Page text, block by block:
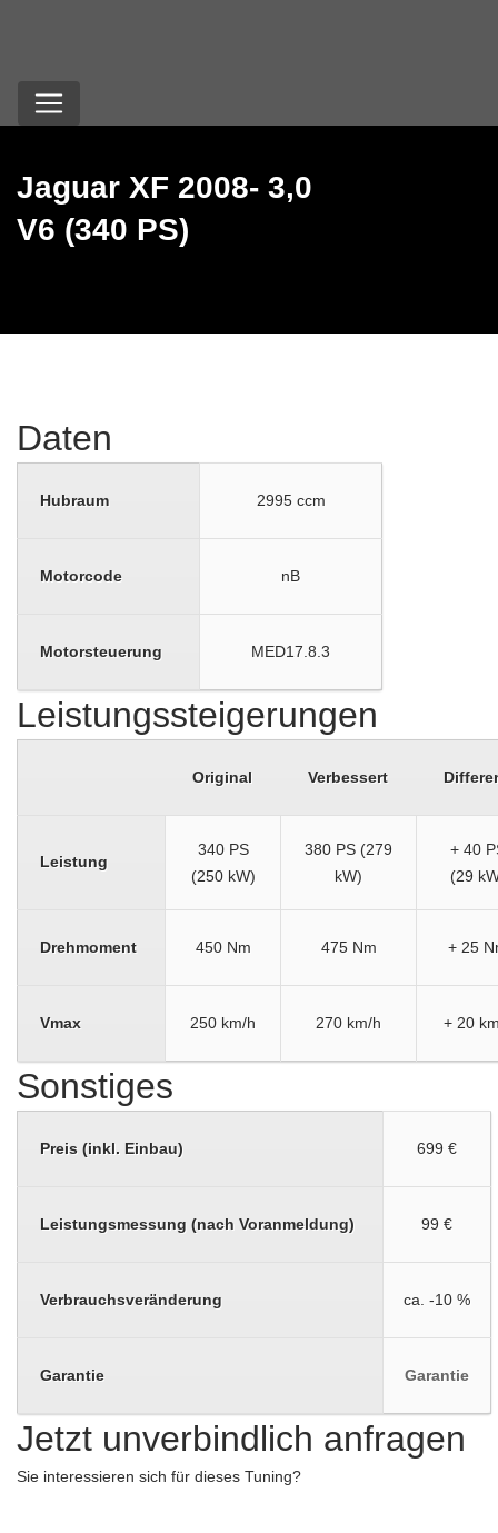
Jaguar XF 2008- 3,0
V6 (340 PS)
Daten
Hubraum 2995 ccm
Motorcode nB
Motorsteuerung MED17.8.3
Leistungssteigerungen
Original Verbessert
Leistung
340 PS
(250 kW)
380 PS (279
kW)
+ 40
(29
Drehmoment 450 Nm 475 Nm + 25
Vmax 250 km/h 270 km/h + 20
Sonstiges
Preis (inkl. Einbau) 699 €
Leistungsmessung (nach Voranmeldung) 99 €
Verbrauchsveränderung ca. -10 %
Garantie Garantie
Jetzt unverbindlich anfragen
Sie interessieren sich für dieses Tuning?